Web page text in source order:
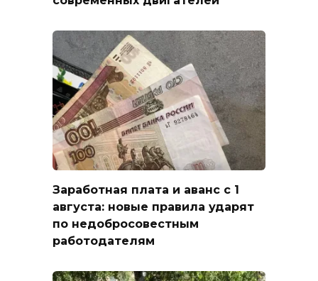
Заработная плата и аванс с 1
августа: новые правила ударят
по недобросовестным
работодателям